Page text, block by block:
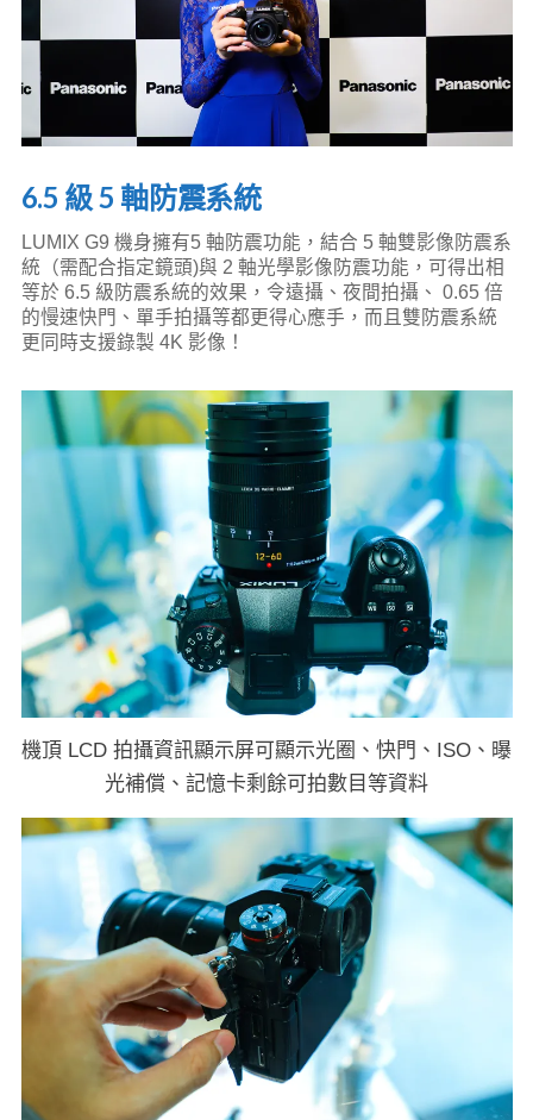
6.5 級 5 軸防震系統
LUMIX G9 機身擁有5 軸防震功能，結合 5 軸雙影像防震系
統（需配合指定鏡頭)與 2 軸光學影像防震功能，可得出相
等於 6.5 級防震系統的效果，令遠攝、夜間拍攝、 0.65 倍
的慢速快門、單手拍攝等都更得心應手，而且雙防震系統
更同時支援錄製 4K 影像！
機頂 LCD 拍攝資訊顯示屏可顯示光圈、快門、ISO、曝
光補償、記憶卡剩餘可拍數目等資料